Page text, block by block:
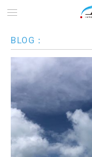
BLOG：